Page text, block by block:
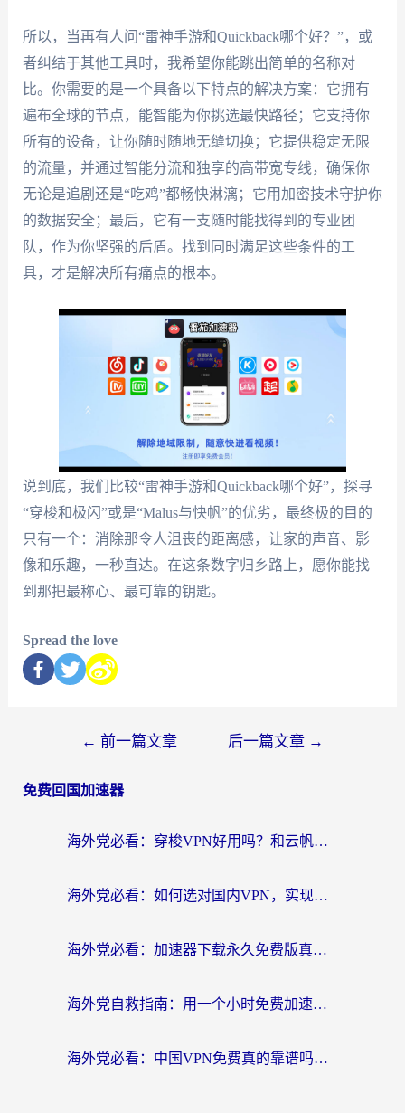
所以，当再有人问“雷神手游和Quickback哪个好？”，或
者纠结于其他工具时，我希望你能跳出简单的名称对
比。你需要的是一个具备以下特点的解决方案：它拥有
遍布全球的节点，能智能为你挑选最快路径；它支持你
所有的设备，让你随时随地无缝切换；它提供稳定无限
的流量，并通过智能分流和独享的高带宽专线，确保你
无论是追剧还是“吃鸡”都畅快淋漓；它用加密技术守护你
的数据安全；最后，它有一支随时能找得到的专业团
队，作为你坚强的后盾。找到同时满足这些条件的工
具，才是解决所有痛点的根本。
说到底，我们比较“雷神手游和Quickback哪个好”，探寻
“穿梭和极闪”或是“Malus与快帆”的优劣，最终极的目的
只有一个：消除那令人沮丧的距离感，让家的声音、影
像和乐趣，一秒直达。在这条数字归乡路上，愿你能找
到那把最称心、最可靠的钥匙。
Spread the love
← 前一篇文章 后一篇文章 →
免费回国加速器
海外党必看：穿梭VPN好用吗？和云帆VPN对比哪个回国效果更好？附真实测评+避坑指南
海外党必看：如何选对国内VPN，实现无缝访问国内资源？
海外党必看：加速器下载永久免费版真的存在吗？教你无缝访问国内资源的正确姿势
海外党自救指南：用一个小时免费加速器，轻松打破国内资源访问壁垒？
海外党必看：中国VPN免费真的靠谱吗？手把手教你选对回国加速器